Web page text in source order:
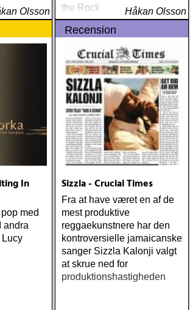
Olsson
the Rock
Håkan Olsson
In
med
andra
Lucy
Recension
Sizzla - Crucial Times
Fra at have været en af de
mest produktive
reggaekunstnere har den
kontroversielle jamaicanske
sanger Sizzla Kalonji valgt
at skrue ned for
produktionshastigheden